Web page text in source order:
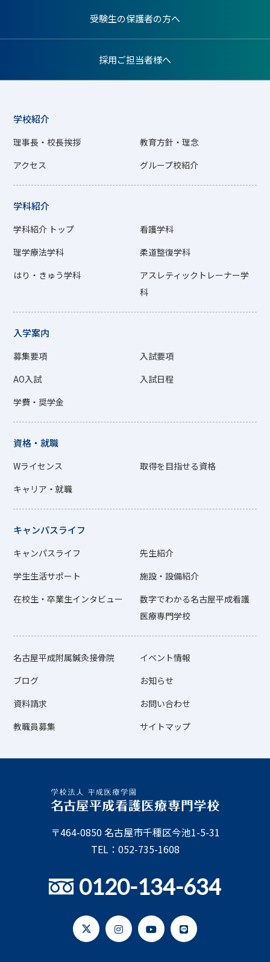
受験生の保護者の方へ
採用ご担当者様へ
学校紹介
理事長・校長挨拶
教育方針・理念
アクセス
グループ校紹介
学科紹介
学科紹介 トップ
看護学科
理学療法学科
柔道整復学科
はり・きゅう学科
アスレティックトレーナー学
科
入学案内
募集要項
入試要項
AO入試
入試日程
学費・奨学金
資格・就職
Wライセンス
取得を目指せる資格
キャリア・就職
キャンパスライフ
キャンパスライフ
先生紹介
学生生活サポート
施設・設備紹介
在校生・卒業生インタビュー
数字でわかる名古屋平成看護
医療専門学校
名古屋平成附属鍼灸接骨院
イベント情報
ブログ
お知らせ
資料請求
お問い合わせ
教職員募集
サイトマップ
〒464-0850 名古屋市千種区今池1-5-31
TEL：052-735-1608
0120-134-634